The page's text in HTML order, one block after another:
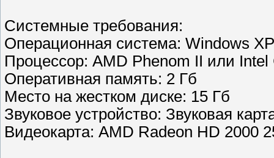
Системные требования:
Операционная система: Windows
Процессор: AMD Phenom II или Intel
Оперативная память: 2 Гб
Место на жестком дискe: 15 Гб
Звуковое устройство: Звуковая
Видеокарта: AMD Radeon HD